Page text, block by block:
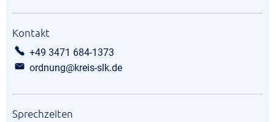
Kontakt
+49 3471 684-1373
ordnung@kreis-slk.de
Sprechzeiten